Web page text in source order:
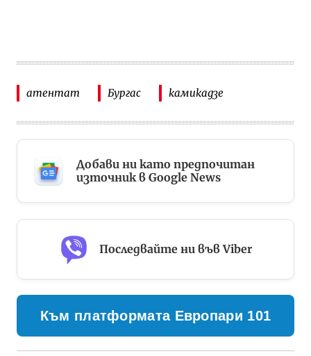
атентат Бургас камикадзе
Добави ни като предпочитан
източник в Google News
Последвайте ни във Viber
Към платформата Европари 101